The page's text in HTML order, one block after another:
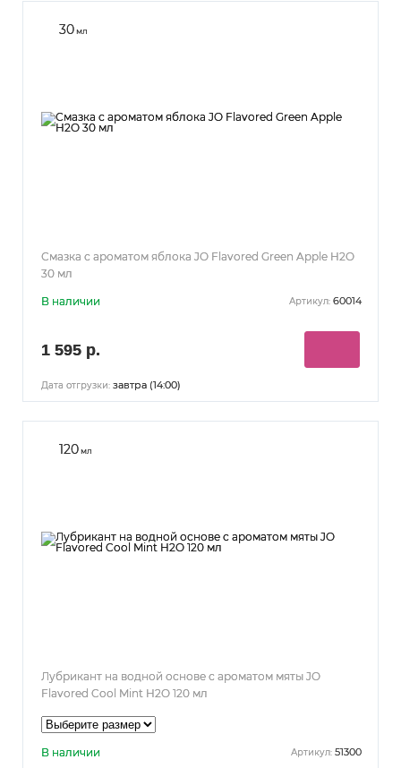
30мл
Смазка с ароматом яблока JO Flavored Green Apple H2O
30 мл
В наличии Артикул: 60014
1 595 р.
Дата отгрузки: завтра (14:00)
120мл
Лубрикант на водной основе с ароматом мяты JO
Flavored Cool Mint H2O 120 мл
В наличии Артикул: 51300